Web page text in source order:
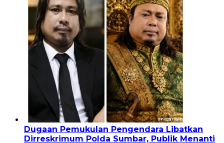
Dugaan Pemukulan Pengendara Libatkan
Dirreskrimum Polda Sumbar, Publik Menanti